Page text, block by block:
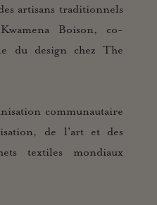
artisans traditionnels
Boison, co-
du design chez The
communautaire
de l'art et des
textiles mondiaux